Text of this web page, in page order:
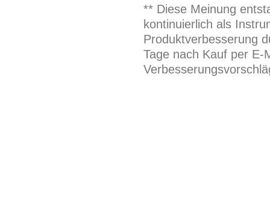
** Diese Meinung
kontinuierlich als
Produktverbesserung
Tage nach Kauf per E-